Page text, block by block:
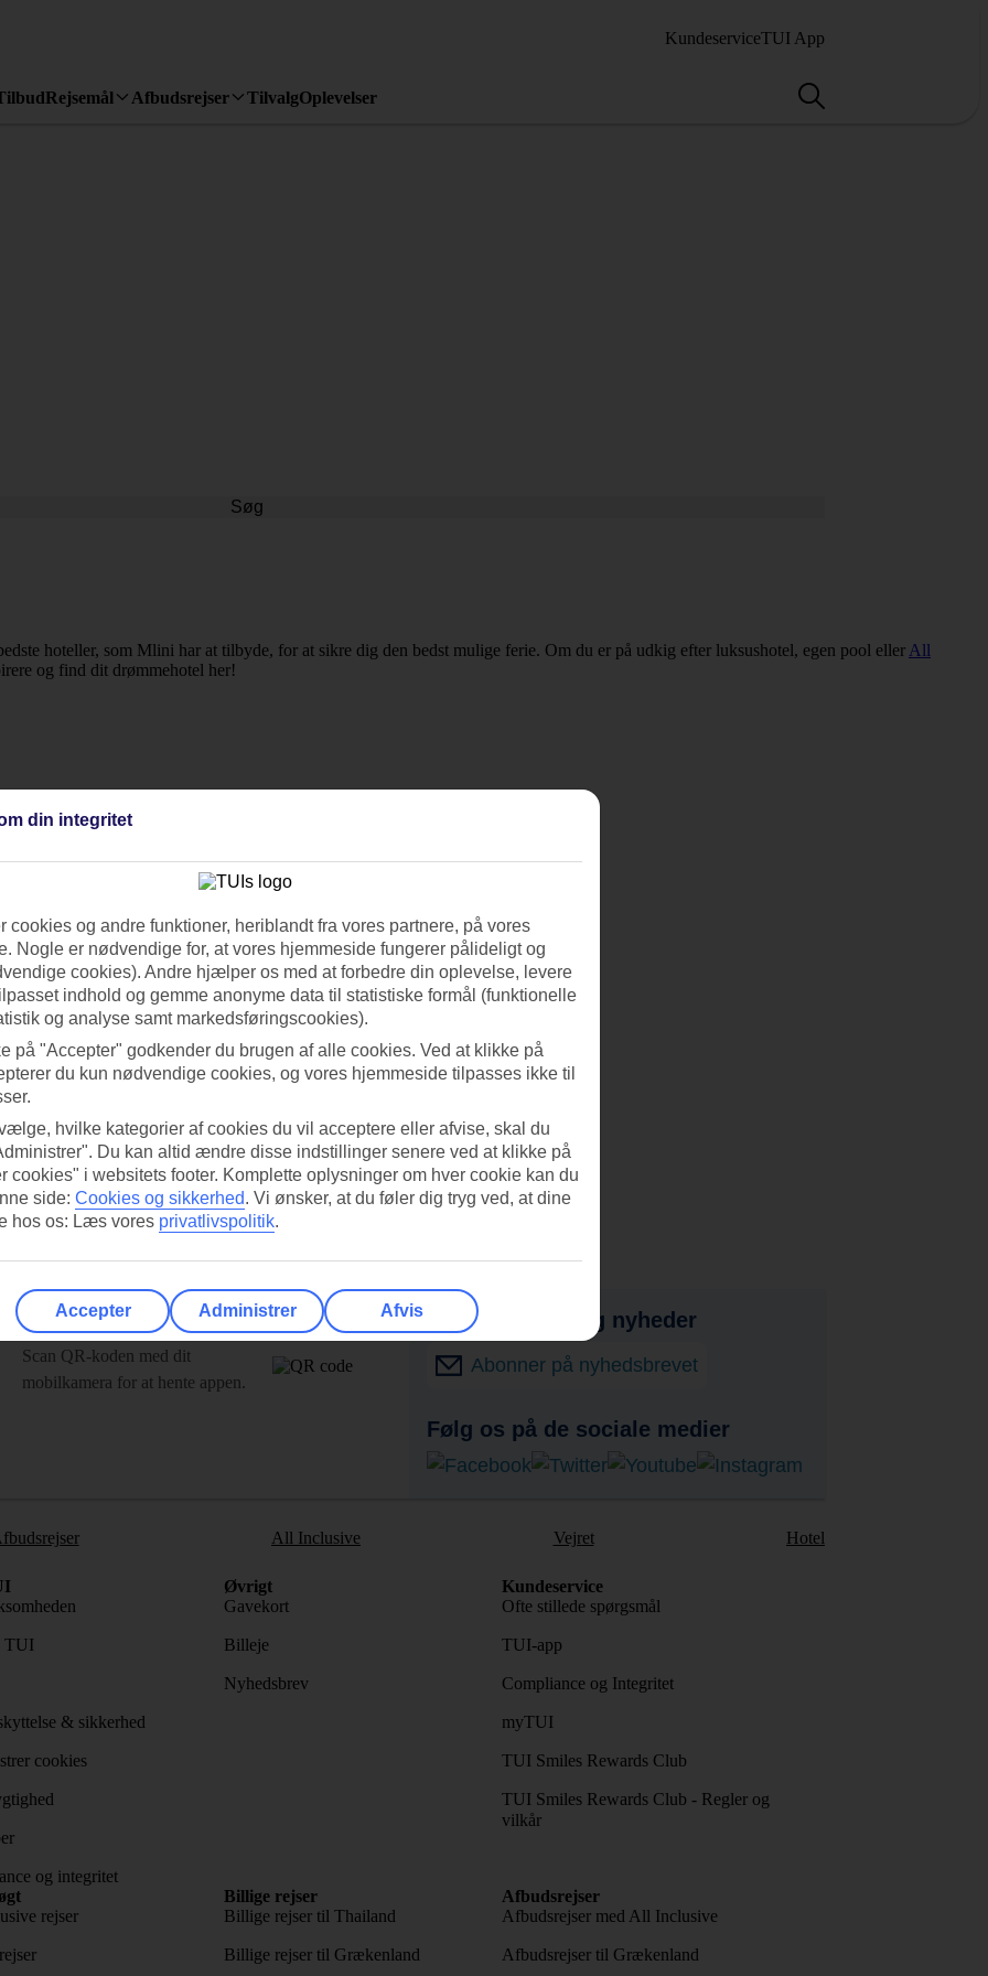
KundeserviceTUI App
Rejsemål Afbudsrejser TilvalgOplevelser
Søg
hoteller, som Mlini har at tilbyde, for at sikre dig den bedst mulige ferie. Om du er på udkig efter luksushotel, egen pool eller All
og find dit drømmehotel her!
appen i dag!
Scan QR-koden med dit
mobilkamera for at hente appen.
Få tilbud, tips og nyheder
Abonner på nyhedsbrevet
Følg os på de sociale medier
All Inclusive Vejret Hotel
TUI
& sikkerhed
cookies
og integritet
Øvrigt
Gavekort
Billeje
Nyhedsbrev
Kundeservice
Ofte stillede spørgsmål
TUI-app
Compliance og Integritet
myTUI
TUI Smiles Rewards Club
TUI Smiles Rewards Club - Regler og
vilkår
rejser
Billige rejser
Billige rejser til Thailand
Billige rejser til Grækenland
Afbudsrejser
Afbudsrejser med All Inclusive
Afbudsrejser til Grækenland
din integritet
cookies og andre funktioner, heriblandt fra vores partnere, på vores
Nogle er nødvendige for, at vores hjemmeside fungerer pålideligt og
cookies). Andre hjælper os med at forbedre din oplevelse, levere
indhold og gemme anonyme data til statistiske formål (funktionelle
og analyse samt markedsføringscookies).
på "Accepter" godkender du brugen af alle cookies. Ved at klikke på
du kun nødvendige cookies, og vores hjemmeside tilpasses ikke til
hvilke kategorier af cookies du vil acceptere eller afvise, skal du
Du kan altid ændre disse indstillinger senere ved at klikke på
cookies" i websitets footer. Komplette oplysninger om hver cookie kan du
side: Cookies og sikkerhed. Vi ønsker, at du føler dig tryg ved, at dine
hos os: Læs vores privatlivspolitik.
Accepter Administrer Afvis